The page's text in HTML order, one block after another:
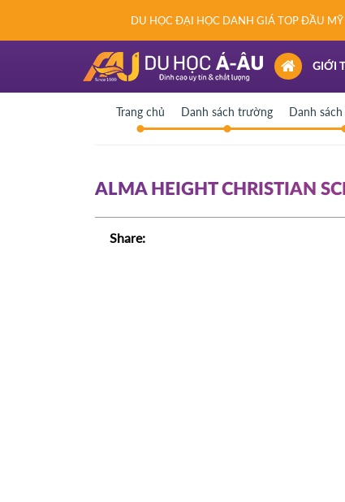
DU HỌC ĐẠI HỌC DANH GIÁ TOP ĐẦU MỸ
GIỚI
Trang chủ Danh sách trường Danh
ALMA HEIGHT CHRISTIAN
Share: